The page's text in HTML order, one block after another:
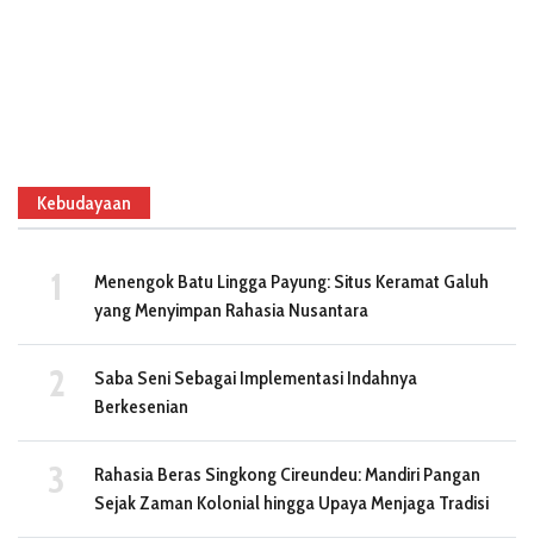
Kebudayaan
Menengok Batu Lingga Payung: Situs Keramat Galuh
yang Menyimpan Rahasia Nusantara
Saba Seni Sebagai Implementasi Indahnya
Berkesenian
Rahasia Beras Singkong Cireundeu: Mandiri Pangan
Sejak Zaman Kolonial hingga Upaya Menjaga Tradisi